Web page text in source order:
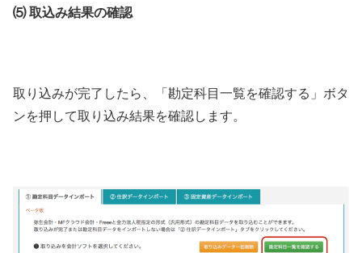
⑸ 取込み結果の確認
取り込みが完了したら、「勘定科目一覧を確認する」ボタ
ンを押して取り込み結果を確認します。